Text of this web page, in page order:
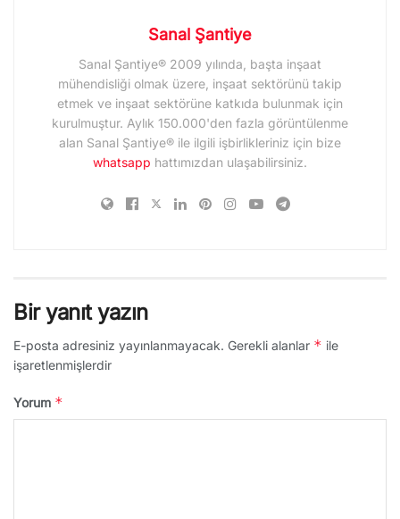
Sanal Şantiye
Sanal Şantiye® 2009 yılında, başta inşaat
mühendisliği olmak üzere, inşaat sektörünü takip
etmek ve inşaat sektörüne katkıda bulunmak için
kurulmuştur. Aylık 150.000'den fazla görüntülenme
alan Sanal Şantiye® ile ilgili işbirlikleriniz için bize
whatsapp hattımızdan ulaşabilirsiniz.
Bir yanıt yazın
E-posta adresiniz yayınlanmayacak. Gerekli alanlar * ile
işaretlenmişlerdir
Yorum *